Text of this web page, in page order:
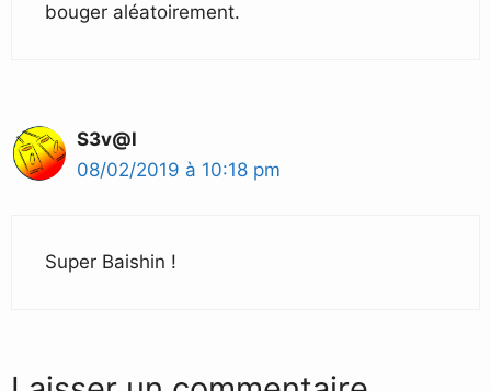
bouger aléatoirement.
S3v@l
08/02/2019 à 10:18 pm
Super Baishin !